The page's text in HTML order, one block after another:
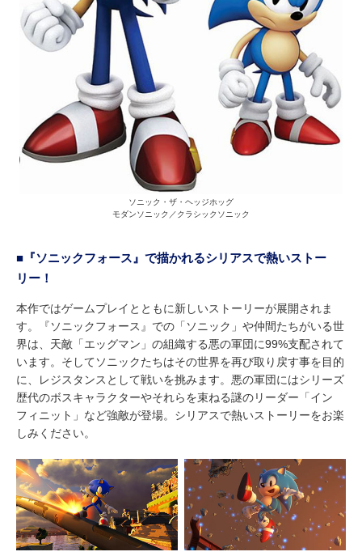
ソニック・ザ・ヘッジホッグ
モダンソニック／クラシックソニック
■『ソニックフォース』で描かれるシリアスで熱いストー
リー！
本作ではゲームプレイとともに新しいストーリーが展開されま
す。『ソニックフォース』での「ソニック」や仲間たちがいる世
界は、天敵「エッグマン」の組織する悪の軍団に99%支配されて
います。そしてソニックたちはその世界を再び取り戻す事を目的
に、レジスタンスとして戦いを挑みます。悪の軍団にはシリーズ
歴代のボスキャラクターやそれらを束ねる謎のリーダー「イン
フィニット」など強敵が登場。シリアスで熱いストーリーをお楽
しみください。